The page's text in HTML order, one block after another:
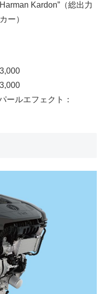
Kardon”（総出力
ー）
ールエフェクト：